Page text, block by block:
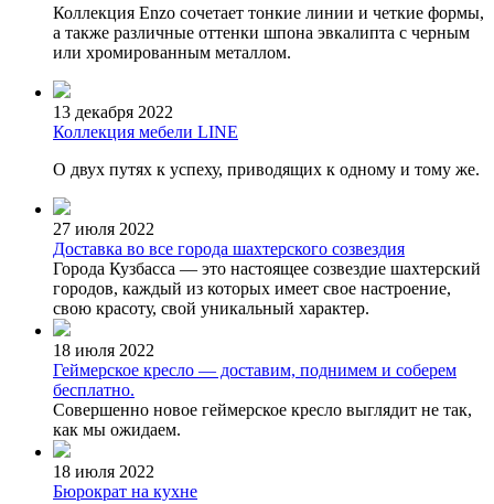
Коллекция Enzo сочетает тонкие линии и четкие формы,
а также различные оттенки шпона эвкалипта с черным
или хромированным металлом.
13 декабря 2022
Коллекция мебели LINE
О двух путях к успеху, приводящих к одному и тому же.
27 июля 2022
Доставка во все города шахтерского созвездия
Города Кузбасса — это настоящее созвездие шахтерский
городов, каждый из которых имеет свое настроение,
свою красоту, свой уникальный характер.
18 июля 2022
Геймерское кресло — доставим, поднимем и соберем
бесплатно.
Совершенно новое геймерское кресло выглядит не так,
как мы ожидаем.
18 июля 2022
Бюрократ на кухне